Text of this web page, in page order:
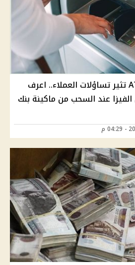
رسوم السحب من ATM تثير تساؤلات العملاء.. اعرف
عند السحب من ماكينة بنك